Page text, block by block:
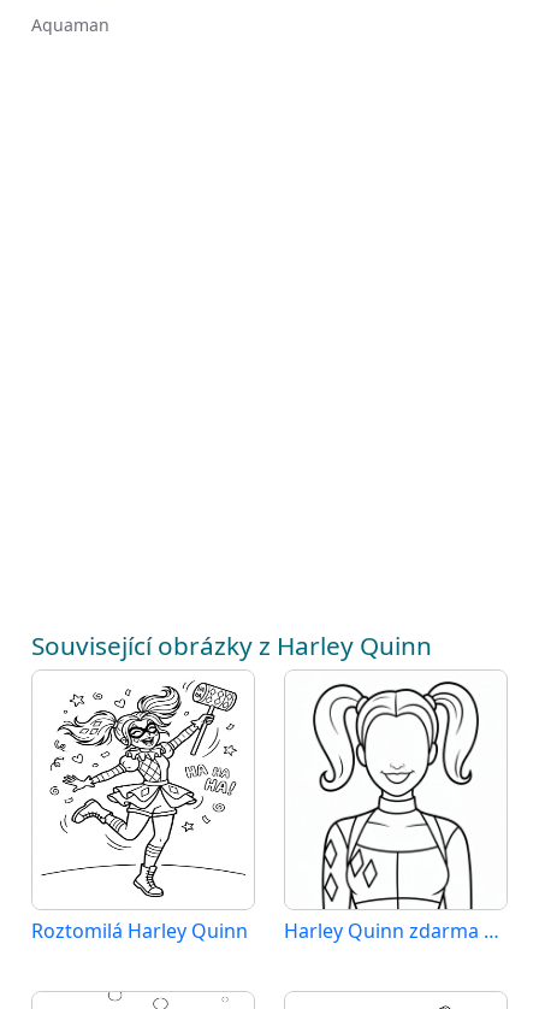
Aquaman
Související obrázky z Harley Quinn
Roztomilá Harley Quinn Harley Quinn zdarma pro děti